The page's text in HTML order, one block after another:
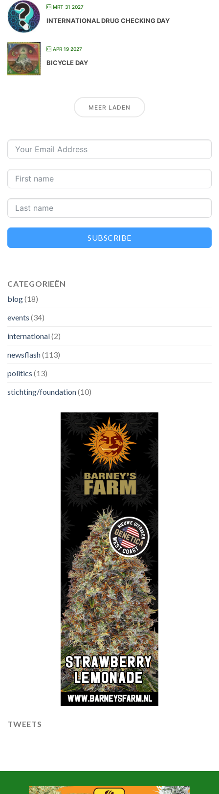
MRT 31 2027
INTERNATIONAL DRUG CHECKING DAY
APR 19 2027
BICYCLE DAY
MEER LADEN
SUBSCRIBE
CATEGORIEËN
blog(18)
events (34)
international(2)
newsflash(113)
politics (13)
stichting/foundation(10)
TWEETS